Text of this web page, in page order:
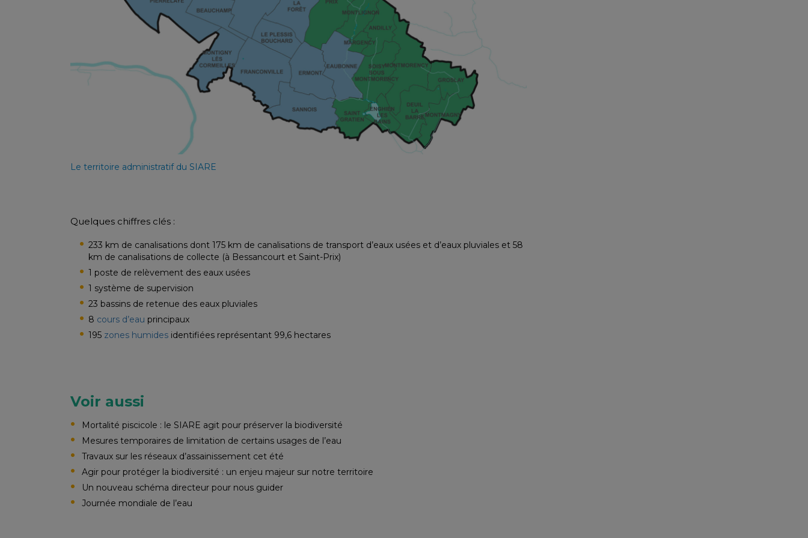
Le territoire administratif du SIARE
Quelques chiffres clés :
233 km de canalisations dont 175 km de canalisations de transport d’eaux usées et d’eaux pluviales et 58
km de canalisations de collecte (à Bessancourt et Saint-Prix)
1 poste de relèvement des eaux usées
1 système de supervision
23 bassins de retenue des eaux pluviales
8 cours d’eau principaux
195 zones humides identifiées représentant 99,6 hectares
Voir aussi
Mortalité piscicole : le SIARE agit pour préserver la biodiversité
Mesures temporaires de limitation de certains usages de l’eau
Travaux sur les réseaux d’assainissement cet été
Agir pour protéger la biodiversité : un enjeu majeur sur notre territoire
Un nouveau schéma directeur pour nous guider
Journée mondiale de l’eau